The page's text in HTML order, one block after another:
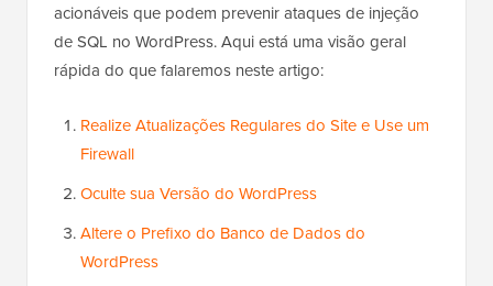
acionáveis que podem prevenir ataques de injeção
de SQL no WordPress. Aqui está uma visão geral
rápida do que falaremos neste artigo:
Realize Atualizações Regulares do Site e Use um
Firewall
Oculte sua Versão do WordPress
Altere o Prefixo do Banco de Dados do
WordPress